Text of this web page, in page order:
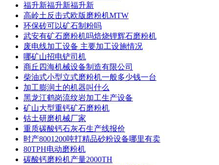
福升新福升新福升新
高岭土反击式欧版磨粉机MTW
环保砖可以矿石制粉吗
武安有矿石磨粉机吗焙烧锂辉石磨粉机
废电线加工设备 主要加工设施情况
哪矿山招电铲司机
商丘四海机械设备制造有限公司
柴油式小型立式磨粉机一般多少钱一台
加工膨润土的机器叫什么
黑龙江鹤岗流纹岩加工生产设备
矿山大型重钙矿石磨粉机
钴土研磨机械厂家
重质碳酸钙石灰石生产线报价
时产8001200吨打精品砂粉设备哪里有卖
80TPH电动磨粉机
碳酸钙磨粉机产量2000TH